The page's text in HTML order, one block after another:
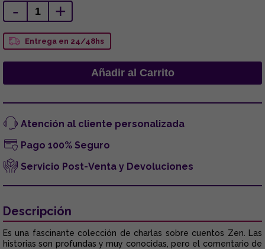
- +
Entrega en 24/48hs
Atención al cliente personalizada
Pago 100% Seguro
Servicio Post-Venta y Devoluciones
Descripción
Es una fascinante colección de charlas sobre cuentos Zen. Las
historias son profundas y muy conocidas, pero el comentario de